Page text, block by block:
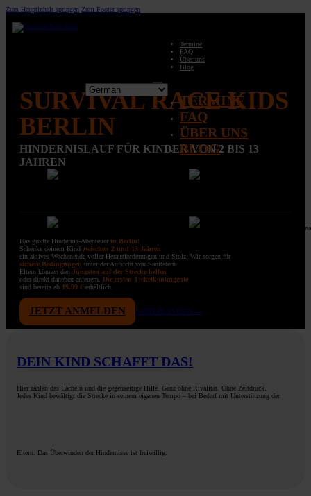
Zum Hauptinhalt springen Zum Footer springen
Termine
FAQ
Über uns
Blog
TERMINE
FAQ
ÜBER UNS
BLOG
SURVIVAL RACE KIDS
BERLIN
HINDERNISLAUF FÜR KINDER VON 2 BIS 13
JAHREN
Das größte Hindernis-Abenteuer in Berlin!
Schenke deinem Kind zwischen 2 und 13 Jahren
ein aktives Wochenende voller Herausforderungen und Stolz. Wir sorgen für
sichere Bedingungen unter der Aufsicht von Sanitätern.
Eltern können den Jüngsten auf der Strecke helfen
oder direkt daneben anfeuern. Die ersten Ticketkontingente
sind bereits ab 19,99 € erhältlich.
JETZT ANMELDEN WEITERE EVENTS →
DEIN KIND SCHAFFT DAS!
Hier zählen das Lächeln und die gegenseitige Hilfe. Ganz ohne Rivalität. Ohne Zeitdruck.
Jedes Kind bewältigt die Strecke in seinem eigenen Tempo – bei Bedarf mit Unterstützung der
Eltern. Das Überwinden der Hindernisse ist freiwillig.